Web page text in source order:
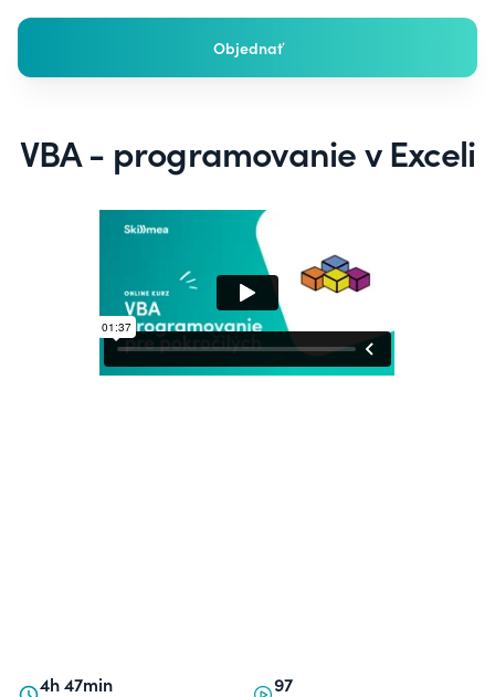
Objednať
VBA - programovanie v Exceli
4h 47min 97